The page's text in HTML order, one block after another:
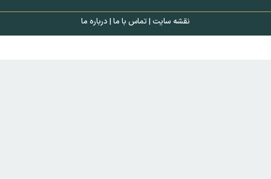
نقشه سایت | تماس با ما | درباره ما